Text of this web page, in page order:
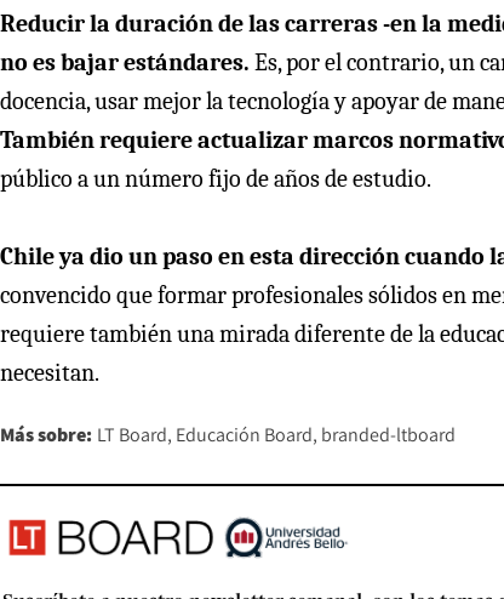
Reducir la duración de las carreras -en la
no es bajar estándares. Es, por el contrario, un
docencia, usar mejor la tecnología y apoyar de
También requiere actualizar marcos
público a un número fijo de años de estudio.
Chile ya dio un paso en esta dirección cuando
convencido que formar profesionales sólidos en
requiere también una mirada diferente de la
necesitan.
Más sobre: LT Board Educación Board branded-ltboard